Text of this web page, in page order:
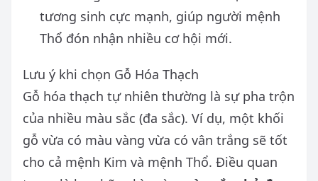
tương sinh cực mạnh, giúp người mệnh
Thổ đón nhận nhiều cơ hội mới.
Lưu ý khi chọn Gỗ Hóa Thạch
Gỗ hóa thạch tự nhiên thường là sự pha trộn
của nhiều màu sắc (đa sắc). Ví dụ, một khối
gỗ vừa có màu vàng vừa có vân trắng sẽ tốt
cho cả mệnh Kim và mệnh Thổ. Điều quan